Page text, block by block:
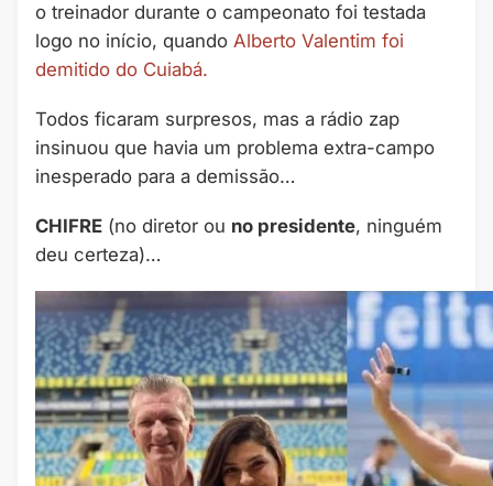
o treinador durante o campeonato foi testada
logo no início, quando Alberto Valentim foi
demitido do Cuiabá.
Todos ficaram surpresos, mas a rádio zap
insinuou que havia um problema extra-campo
inesperado para a demissão…
CHIFRE (no diretor ou no presidente, ninguém
deu certeza)…